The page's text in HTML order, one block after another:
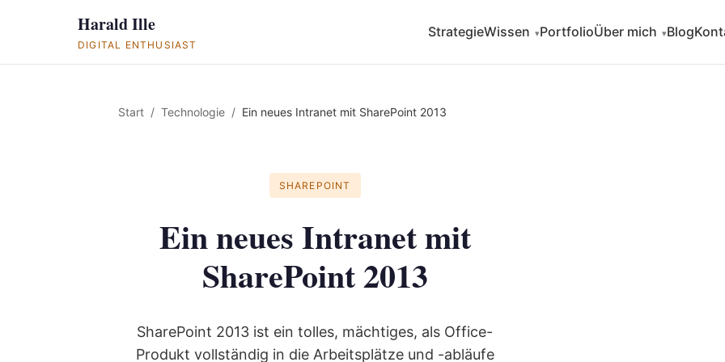
Harald Ille
DIGITAL ENTHUSIAST
StrategieWissen ▾PortfolioÜber mich ▾Blog
Start Technologie Ein neues Intranet mit SharePoint 2013
SHAREPOINT
Ein neues Intranet mit
SharePoint 2013
SharePoint 2013 ist ein tolles, mächtiges, als Office-
Produkt vollständig in die Arbeitsplätze und -abläufe